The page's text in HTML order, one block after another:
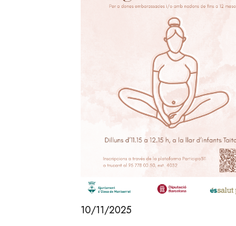
10/11/2025